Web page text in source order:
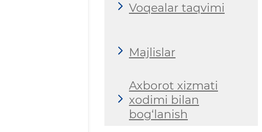
Voqealar taqvimi
Majlislar
Axborot xizmati
xodimi bilan
bog‘lanish